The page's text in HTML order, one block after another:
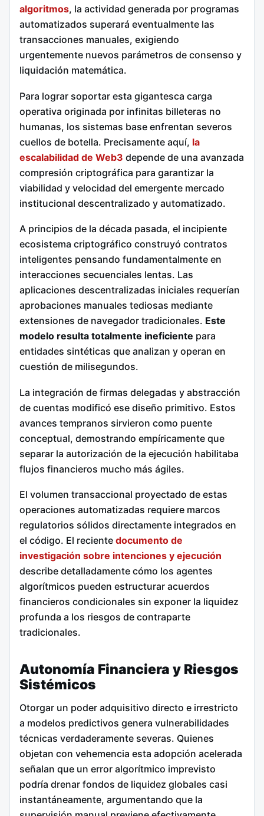
algoritmos, la actividad generada por programas
automatizados superará eventualmente las
transacciones manuales, exigiendo
urgentemente nuevos parámetros de consenso y
liquidación matemática.
Para lograr soportar esta gigantesca carga
operativa originada por infinitas billeteras no
humanas, los sistemas base enfrentan severos
cuellos de botella. Precisamente aquí, la
escalabilidad de Web3 depende de una avanzada
compresión criptográfica para garantizar la
viabilidad y velocidad del emergente mercado
institucional descentralizado y automatizado.
A principios de la década pasada, el incipiente
ecosistema criptográfico construyó contratos
inteligentes pensando fundamentalmente en
interacciones secuenciales lentas. Las
aplicaciones descentralizadas iniciales requerían
aprobaciones manuales tediosas mediante
extensiones de navegador tradicionales. Este
modelo resulta totalmente ineficiente para
entidades sintéticas que analizan y operan en
cuestión de milisegundos.
La integración de firmas delegadas y abstracción
de cuentas modificó ese diseño primitivo. Estos
avances tempranos sirvieron como puente
conceptual, demostrando empíricamente que
separar la autorización de la ejecución habilitaba
flujos financieros mucho más ágiles.
El volumen transaccional proyectado de estas
operaciones automatizadas requiere marcos
regulatorios sólidos directamente integrados en
el código. El reciente documento de
investigación sobre intenciones y ejecución
describe detalladamente cómo los agentes
algorítmicos pueden estructurar acuerdos
financieros condicionales sin exponer la liquidez
profunda a los riesgos de contraparte
tradicionales.
Autonomía Financiera y Riesgos
Sistémicos
Otorgar un poder adquisitivo directo e irrestricto
a modelos predictivos genera vulnerabilidades
técnicas verdaderamente severas. Quienes
objetan con vehemencia esta adopción acelerada
señalan que un error algorítmico imprevisto
podría drenar fondos de liquidez globales casi
instantáneamente, argumentando que la